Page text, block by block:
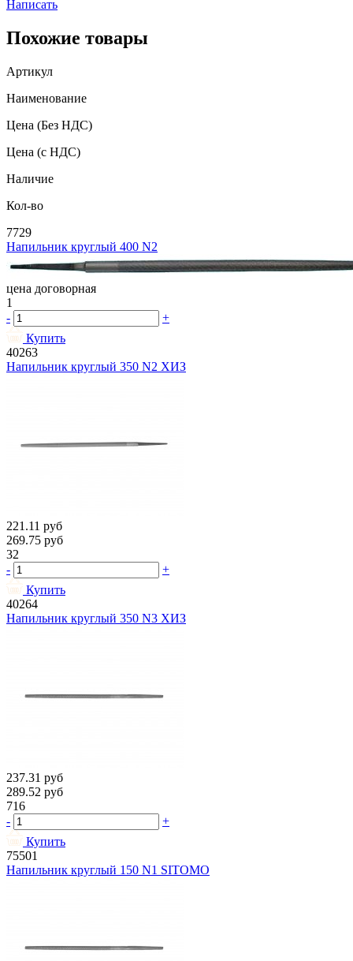
Написать
Похожие товары
Артикул
Наименование
Цена (Без НДС)
Цена (с НДС)
Наличие
Кол-во
7729
Напильник круглый 400 N2
цена договорная
1
-
+
Купить
40263
Напильник круглый 350 N2 ХИЗ
221.11 руб
269.75 руб
32
-
+
Купить
40264
Напильник круглый 350 N3 ХИЗ
237.31 руб
289.52 руб
716
-
+
Купить
75501
Напильник круглый 150 N1 SITOMO